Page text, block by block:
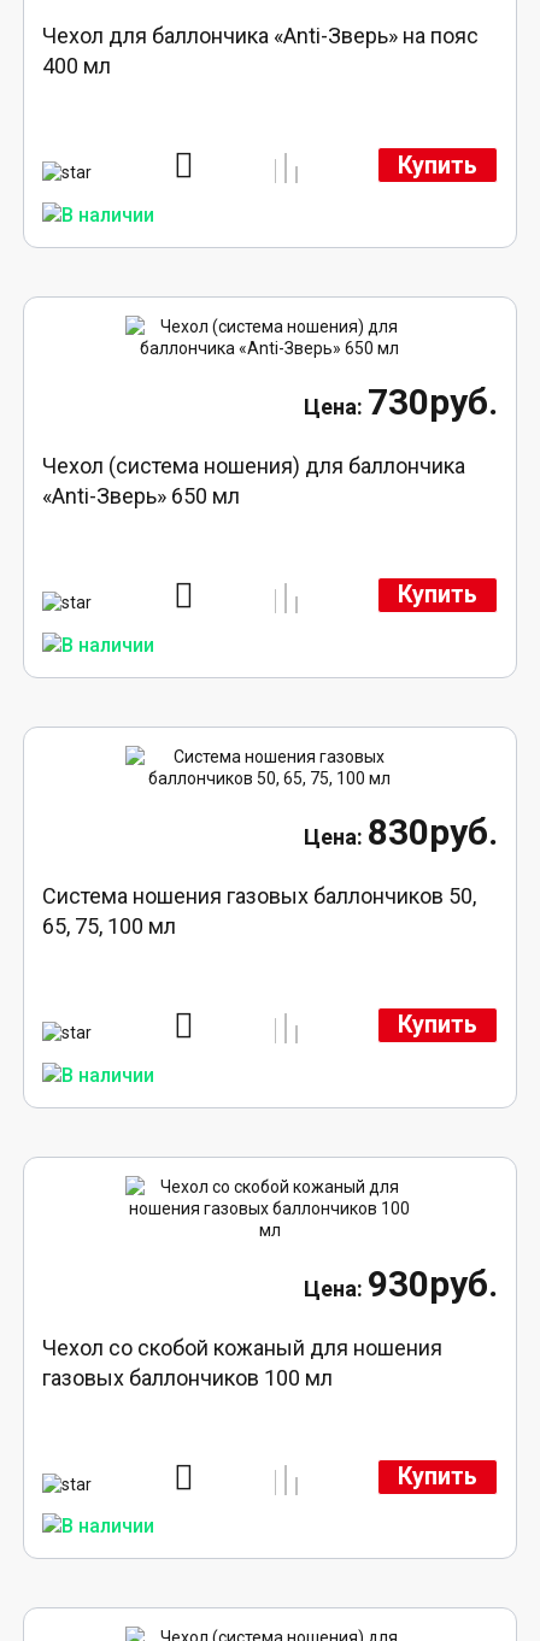
Чехол для баллончика «Anti-Зверь» на пояс
400 мл
Купить
730руб.
Чехол (система ношения) для баллончика
«Anti-Зверь» 650 мл
Купить
830руб.
Система ношения газовых баллончиков 50,
65, 75, 100 мл
Купить
930руб.
Чехол со скобой кожаный для ношения
газовых баллончиков 100 мл
Купить